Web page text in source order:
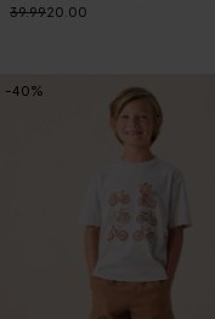
39.9920.00
-40%